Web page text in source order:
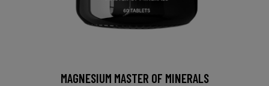
MAGNESIUM MASTER OF MINERALS